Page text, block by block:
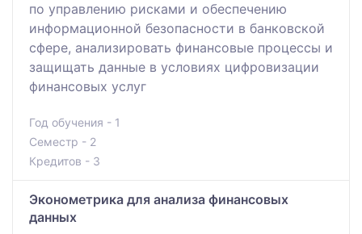
по управлению рисками и обеспечению
информационной безопасности в банковской
сфере, анализировать финансовые процессы и
защищать данные в условиях цифровизации
финансовых услуг
Год обучения - 1
Семестр - 2
Кредитов - 3
Эконометрика для анализа финансовых
данных